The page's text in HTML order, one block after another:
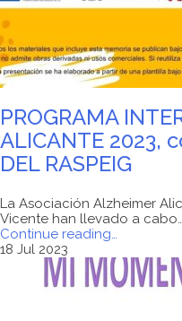
AFA
a
través
de
la
de
Ayuda
Mutua
para
entidades
sin
ánimo
ejercicio
2023."
PROGRAMA
ALICANTE 2023,
DEL RASPEIG
La Asociación Alzheimer
Vicente han llevado a cabo…
Continue reading
AFA
ALICANTE
…
18 Jul 2023